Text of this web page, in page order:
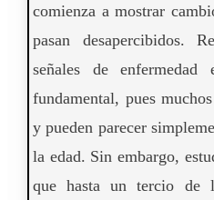
comienza a mostrar
pasan desapercibidos.
señales de
fundamental, pues
y pueden parecer
la edad. Sin embargo,
que hasta un tercio de